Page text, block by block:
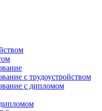
с трудоустройством
с дипломом